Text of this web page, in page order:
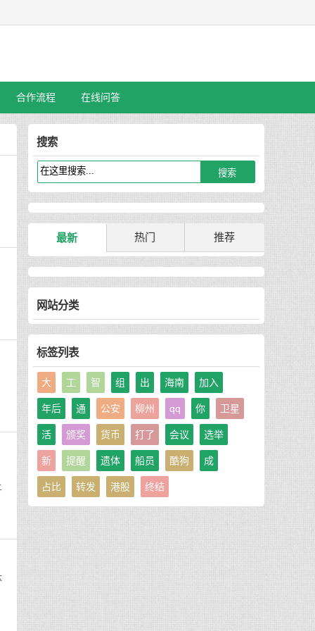
合作流程 在线问答
搜索
最新 热门 推荐
网站分类
标签列表
大 工 智 组 出 海南 加入
年后 通 公安 柳州 qq 你 卫星
活 颁奖 货币 打了 会议 选举
新 提醒 遗体 船员 酷狗 成
占比 转发 港股 终结